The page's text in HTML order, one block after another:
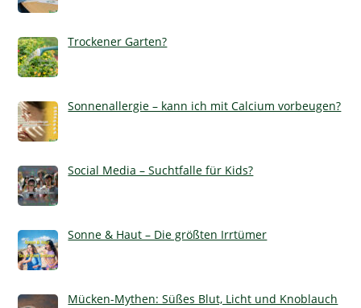
Trockener Garten?
Sonnenallergie – kann ich mit Calcium vorbeugen?
Social Media – Suchtfalle für Kids?
Sonne & Haut – Die größten Irrtümer
Mücken-Mythen: Süßes Blut, Licht und Knoblauch